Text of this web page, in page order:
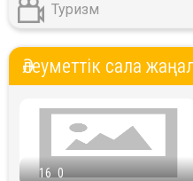
Туризм
Әлеуметтік сала
16 0